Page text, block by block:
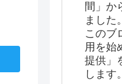
間」か
ました。
このブ
用を始
提供」
します。